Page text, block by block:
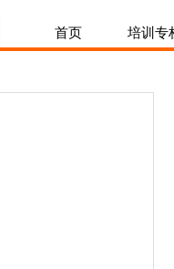
首页 培训专